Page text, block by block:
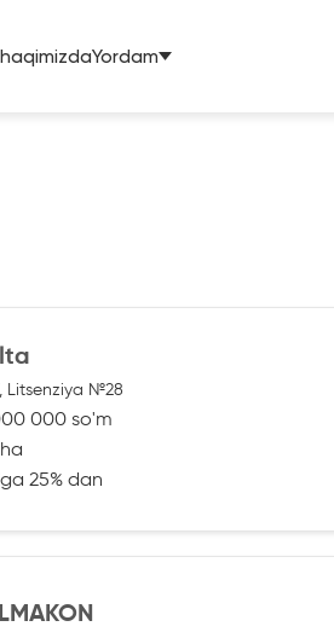
Yordam
Litsenziya №28
000 so'm
25% dan